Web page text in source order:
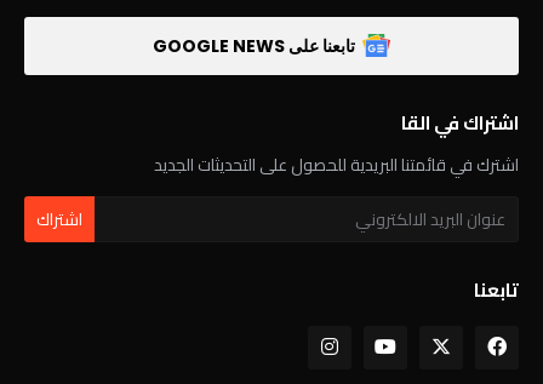
تابعنا على GOOGLE NEWS
اشتراك في القا
اشترك في قائمتنا البريدية للحصول على التحديثات الجديد
تابعنا